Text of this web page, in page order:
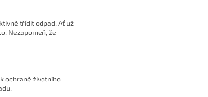
třídit odpad. Ať už
Nezapomeň, že
ochraně životního